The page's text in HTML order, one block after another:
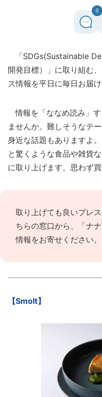
0
「SDGs(Sustainable
開発目標）」に取り組む
ス情報を平日に毎日お届
情報を「ななめ読み」
ませんか。難しそうなテ
身近な話題もありますよ
と驚くような食品や雑貨
に取り上げます。思わず
取り上げても良いプレ
ちらの窓口から、「ナ
情報をお寄せください。
【Smolt】